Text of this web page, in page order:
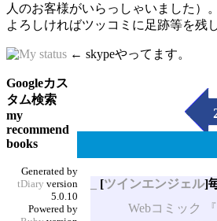
人のお客様がいらっしゃいました）。
よろしければツッコミに足跡等を残
← skypeやってます。
[ツインエンジェル]
Webコミック
Googleカス
タム検索
my
recommend
books
Generated by
tDiary version
5.0.10
Powered by